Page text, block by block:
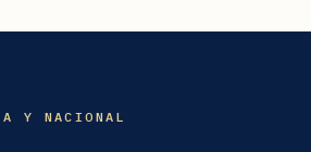
Y NACIONAL